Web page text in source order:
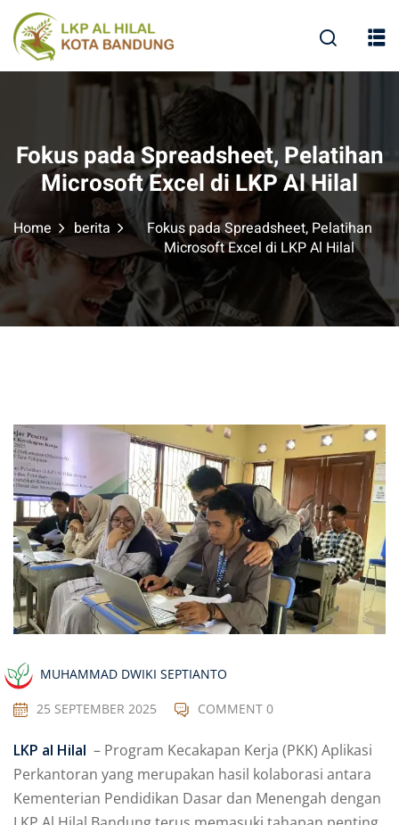
Fokus pada Spreadsheet, Pelatihan
Microsoft Excel di LKP Al Hilal
Home berita
Fokus pada Spreadsheet, Pelatihan
Microsoft Excel di LKP Al Hilal
MUHAMMAD DWIKI SEPTIANTO
25 SEPTEMBER 2025 COMMENT 0
LKP al Hilal – Program Kecakapan Kerja (PKK) Aplikasi
Perkantoran yang merupakan hasil kolaborasi antara
Kementerian Pendidikan Dasar dan Menengah dengan